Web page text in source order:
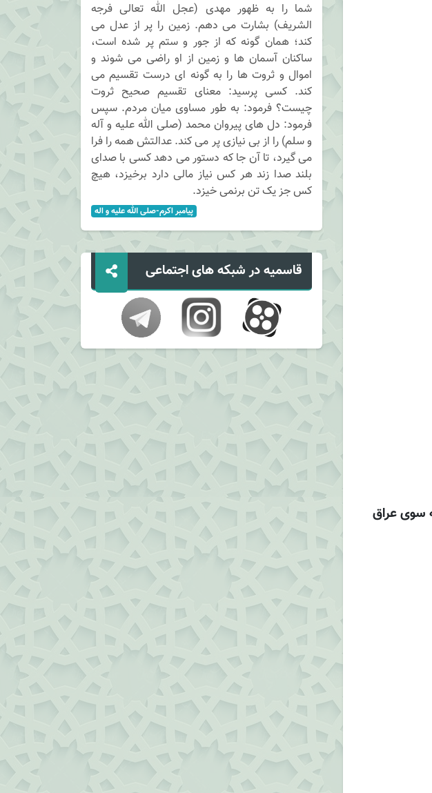
شما را به ظهور مهدی (عجل الله تعالی فرجه
الشریف) بشارت می دهم. زمین را پر از عدل می
کند؛ همان گونه که از جور و ستم پر شده است،
ساکنان آسمان ها و زمین از او راضی می شوند و
اموال و ثروت ها را به گونه ای درست تقسیم می
کند. کسی پرسید: معنای تقسیم صحیح ثروت
چیست؟ فرمود: به طور مساوی میان مردم. سپس
فرمود: دل های پیروان محمد (صلی الله علیه و آله
و سلم) را از بی نیازی پر می کند. عدالتش همه را فرا
می گیرد، تا آن جا که دستور می دهد کسی با صدای
بلند صدا زند هر کس نیاز مالی دارد برخیزد، هیچ
کس جز یک تن برنمی خیزد.
پيامبر اکرم-صلی الله عليه و اله
قاسمیه در شبکه های اجتماعی